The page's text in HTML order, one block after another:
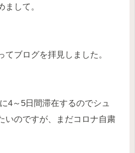
まして。
てブログを拝見しました。
4～5日間滞在するのでシュ
いのですが、まだコロナ自粛